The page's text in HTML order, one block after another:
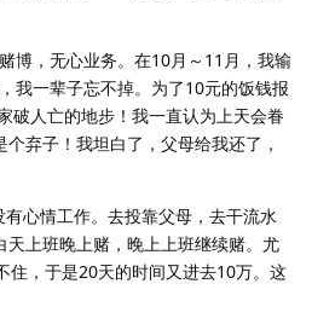
博，无心业务。在10月～11月，我输
我一辈子忘不掉。为了10元的饭钱报
破人亡的地步！我一直认为上天会眷
弃子！我坦白了，父母给我还了，
心情工作。去投靠父母，去干流水
上班晚上赌，晚上上班继续赌。尤
住，于是20天的时间又进去10万。这